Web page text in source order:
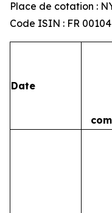
Place de cotation :
Code ISIN : FR
Date